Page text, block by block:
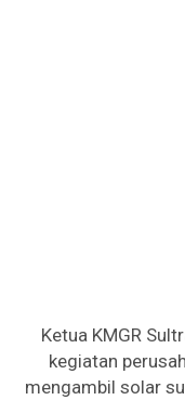
Ketua KMGR
kegiatan
mengambil solar